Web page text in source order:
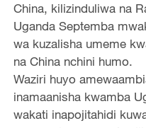
China, kilizinduliwa na
Uganda Septemba
wa kuzalisha umeme
na China nchini humo.
Waziri huyo
inamaanisha kwamba
wakati inapojitahidi